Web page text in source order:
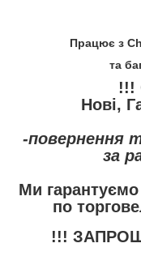
Працює з
та
!!!
Нові,
-повернення
за
Ми гарантуємо
по
!!!